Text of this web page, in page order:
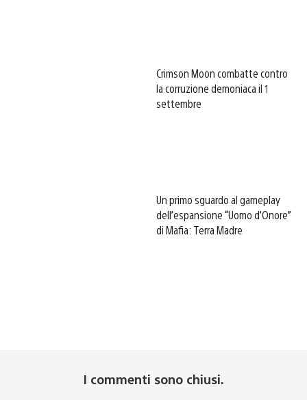
Crimson Moon combatte contro
la corruzione demoniaca il 1
settembre
Un primo sguardo al gameplay
dell’espansione “Uomo d’Onore”
di Mafia: Terra Madre
I commenti sono chiusi.